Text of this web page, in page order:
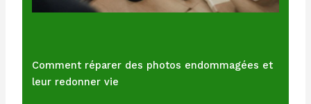
Comment réparer des photos endommagées et
leur redonner vie